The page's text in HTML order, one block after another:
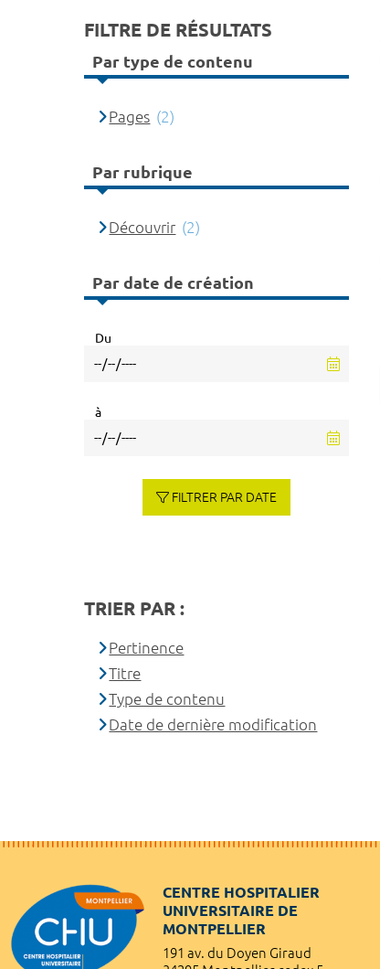
FILTRE DE RÉSULTATS
Par type de contenu
Pages (2)
Par rubrique
Découvrir (2)
Par date de création
Du
à
FILTRER PAR DATE
TRIER PAR :
Pertinence
Titre
Type de contenu
Date de dernière modification
CENTRE HOSPITALIER
UNIVERSITAIRE DE
MONTPELLIER
191 av. du Doyen Giraud